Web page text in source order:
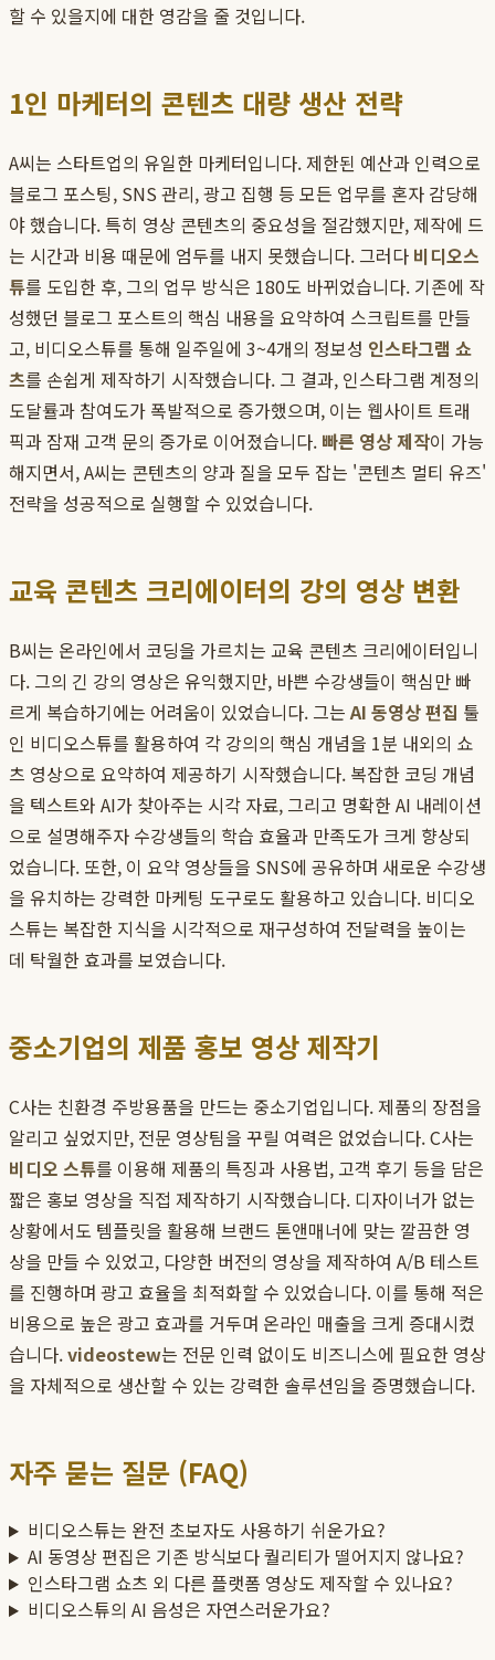
할 수 있을지에 대한 영감을 줄 것입니다.
1인 마케터의 콘텐츠 대량 생산 전략
A씨는 스타트업의 유일한 마케터입니다. 제한된 예산과 인력으로
블로그 포스팅, SNS 관리, 광고 집행 등 모든 업무를 혼자 감당해
야 했습니다. 특히 영상 콘텐츠의 중요성을 절감했지만, 제작에 드
는 시간과 비용 때문에 엄두를 내지 못했습니다. 그러다 비디오스
튜를 도입한 후, 그의 업무 방식은 180도 바뀌었습니다. 기존에 작
성했던 블로그 포스트의 핵심 내용을 요약하여 스크립트를 만들
고, 비디오스튜를 통해 일주일에 3~4개의 정보성 인스타그램 쇼
츠를 손쉽게 제작하기 시작했습니다. 그 결과, 인스타그램 계정의
도달률과 참여도가 폭발적으로 증가했으며, 이는 웹사이트 트래
픽과 잠재 고객 문의 증가로 이어졌습니다. 빠른 영상 제작이 가능
해지면서, A씨는 콘텐츠의 양과 질을 모두 잡는 '콘텐츠 멀티 유즈'
전략을 성공적으로 실행할 수 있었습니다.
교육 콘텐츠 크리에이터의 강의 영상 변환
B씨는 온라인에서 코딩을 가르치는 교육 콘텐츠 크리에이터입니
다. 그의 긴 강의 영상은 유익했지만, 바쁜 수강생들이 핵심만 빠
르게 복습하기에는 어려움이 있었습니다. 그는AI 동영상 편집 툴
인 비디오스튜를 활용하여 각 강의의 핵심 개념을 1분 내외의 쇼
츠 영상으로 요약하여 제공하기 시작했습니다. 복잡한 코딩 개념
을 텍스트와 AI가 찾아주는 시각 자료, 그리고 명확한 AI 내레이션
으로 설명해주자 수강생들의 학습 효율과 만족도가 크게 향상되
었습니다. 또한, 이 요약 영상들을 SNS에 공유하며 새로운 수강생
을 유치하는 강력한 마케팅 도구로도 활용하고 있습니다. 비디오
스튜는 복잡한 지식을 시각적으로 재구성하여 전달력을 높이는
데 탁월한 효과를 보였습니다.
중소기업의 제품 홍보 영상 제작기
C사는 친환경 주방용품을 만드는 중소기업입니다. 제품의 장점을
알리고 싶었지만, 전문 영상팀을 꾸릴 여력은 없었습니다. C사는
비디오 스튜를 이용해 제품의 특징과 사용법, 고객 후기 등을 담은
짧은 홍보 영상을 직접 제작하기 시작했습니다. 디자이너가 없는
상황에서도 템플릿을 활용해 브랜드 톤앤매너에 맞는 깔끔한 영
상을 만들 수 있었고, 다양한 버전의 영상을 제작하여 A/B 테스트
를 진행하며 광고 효율을 최적화할 수 있었습니다. 이를 통해 적은
비용으로 높은 광고 효과를 거두며 온라인 매출을 크게 증대시켰
습니다.videostew는 전문 인력 없이도 비즈니스에 필요한 영상
을 자체적으로 생산할 수 있는 강력한 솔루션임을 증명했습니다.
자주 묻는 질문 (FAQ)
비디오스튜는 완전 초보자도 사용하기 쉬운가요?
AI 동영상 편집은 기존 방식보다 퀄리티가 떨어지지 않나요?
인스타그램 쇼츠 외 다른 플랫폼 영상도 제작할 수 있나요?
비디오스튜의 AI 음성은 자연스러운가요?